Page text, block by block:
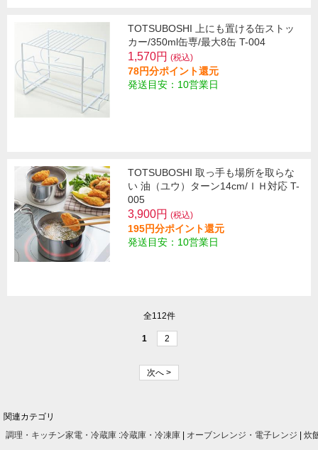
TOTSUBOSHI 上にも置ける缶ストッ
カー/350ml缶専/最大8缶 T-004
1,570円 (税込)
78円分ポイント還元
発送目安：10営業日
TOTSUBOSHI 取っ手も場所を取らな
い 油（ユウ）ターン14cm/ＩＨ対応 T-
005
3,900円 (税込)
195円分ポイント還元
発送目安：10営業日
全112件
1 2
次へ >
関連カテゴリ
調理・キッチン家電・冷蔵庫 :冷蔵庫・冷凍庫 オーブンレンジ・電子レンジ 炊